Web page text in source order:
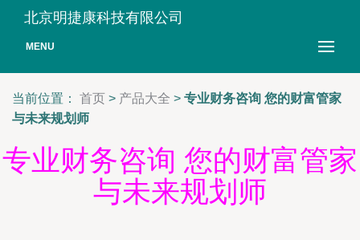
北京明捷康科技有限公司
MENU
当前位置： 首页 > 产品大全 > 专业财务咨询 您的财富管家
与未来规划师
专业财务咨询 您的财富管家
与未来规划师